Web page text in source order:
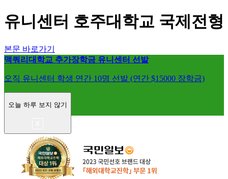
유니센터 호주대학교 국제전형
본문 바로가기
맥쿼리대학교 추가장학금 유니센터 선발
오직 유니센터 학생 연간 10명 선발 (연간 $15000 장학금)
오늘 하루 보지 않기